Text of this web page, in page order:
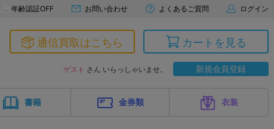
年齢認証OFF お問い合わせ よくあるご質問 ログイン
通信買取はこちら カートを見る
ゲスト さん いらっしゃいませ。 新規会員登録
書籍 金券類 衣装